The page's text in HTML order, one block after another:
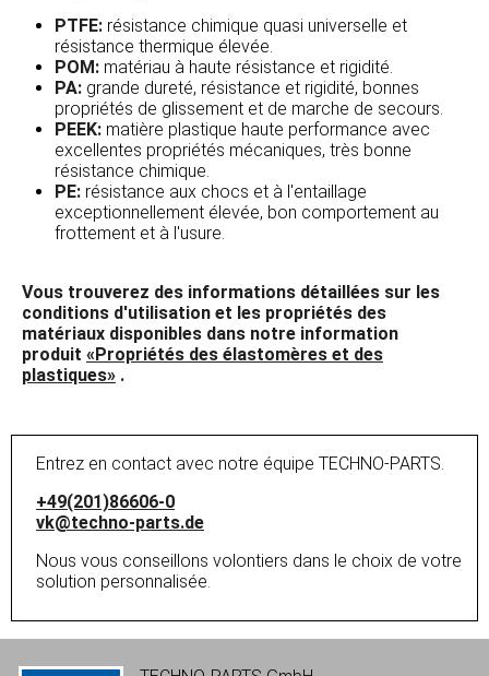
PTFE: résistance chimique quasi universelle et
résistance thermique élevée.
POM: matériau à haute résistance et rigidité.
PA: grande dureté, résistance et rigidité, bonnes
propriétés de glissement et de marche de secours.
PEEK: matière plastique haute performance avec
excellentes propriétés mécaniques, très bonne
résistance chimique.
PE: résistance aux chocs et à l'entaillage
exceptionnellement élevée, bon comportement au
frottement et à l'usure.
Vous trouverez des informations détaillées sur les
conditions d'utilisation et les propriétés des
matériaux disponibles dans notre information
produit «Propriétés des élastomères et des
plastiques» .
Entrez en contact avec notre équipe TECHNO-PARTS.
+49(201)86606-0
vk@techno-parts.de
Nous vous conseillons volontiers dans le choix de votre
solution personnalisée.